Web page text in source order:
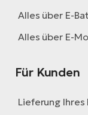
Alles über E-
Alles über E-
Für Kunden
Lieferung Ihres